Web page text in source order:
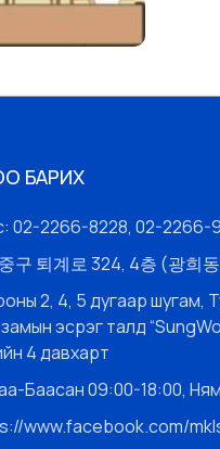
БАРИХ
02-2266-8228, 02-2266-
구 퇴계로 324, 4층 (광희
2, 4, 5 дугаар шугам,
эсрэг талд
4 давхарт
Баасан 09:00-18:00,
www.facebook.com/